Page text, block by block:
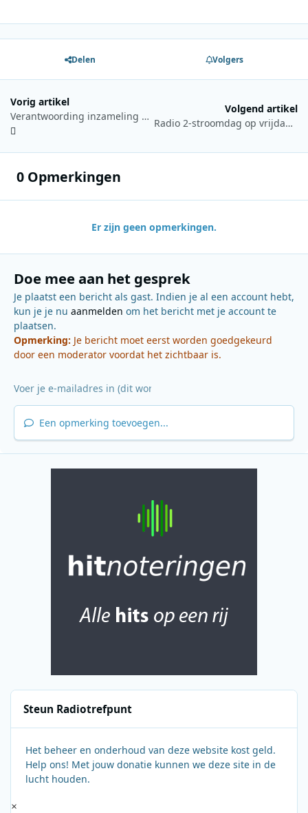
Delen Volgers
Vorig artikel
Verantwoording inzameling 3FM Serious Request 2013
Volgend artikel
Radio 2-stroomdag op vrijdag 7 november
0 Opmerkingen
Er zijn geen opmerkingen.
Doe mee aan het gesprek
Je plaatst een bericht als gast. Indien je al een account hebt,
kun je je nu aanmelden om het bericht met je account te
plaatsen.
Opmerking: Je bericht moet eerst worden goedgekeurd
door een moderator voordat het zichtbaar is.
Een opmerking toevoegen...
Steun Radiotrefpunt
Het beheer en onderhoud van deze website kost geld.
Help ons! Met jouw donatie kunnen we deze site in de
lucht houden.